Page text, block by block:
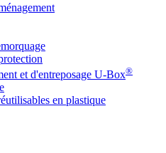
et d'entreposage U-Box®
en plastique